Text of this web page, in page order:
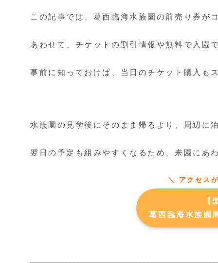
この記事では、葛西臨海水族園の前売り券が
あわせて、チケットの割引情報や無料で入園
事前に知っておけば、当日のチケット購入も
水族園の見学後にそのまま帰るより、周辺に
翌日の予定も組みやすくなるため、来園にあ
＼ アクセス
【
葛西臨海水族園